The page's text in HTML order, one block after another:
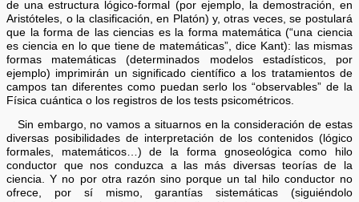
de una estructura lógico-formal (por ejemplo, la demostración, en
Aristóteles, o la clasificación, en Platón) y, otras veces, se postulará
que la forma de las ciencias es la forma matemática (“una ciencia
es ciencia en lo que tiene de matemáticas”, dice Kant): las mismas
formas matemáticas (determinados modelos estadísticos, por
ejemplo) imprimirán un significado científico a los tratamientos de
campos tan diferentes como puedan serlo los “observables” de la
Física cuántica o los registros de los tests psicométricos.
Sin embargo, no vamos a situarnos en la consideración de estas
diversas posibilidades de interpretación de los contenidos (lógico
formales, matemáticos…) de la forma gnoseológica como hilo
conductor que nos conduzca a las más diversas teorías de la
ciencia. Y no por otra razón sino porque un tal hilo conductor no
ofrece, por sí mismo, garantías sistemáticas (siguiéndolo